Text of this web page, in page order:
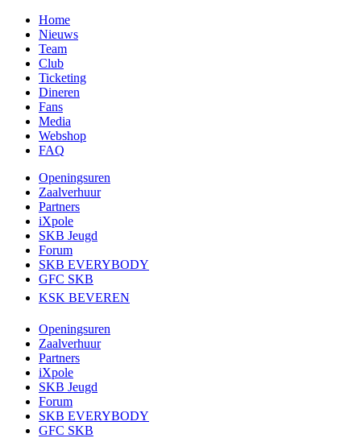
Home
Nieuws
Team
Club
Ticketing
Dineren
Fans
Media
Webshop
FAQ
Openingsuren
Zaalverhuur
Partners
iXpole
SKB Jeugd
Forum
SKB EVERYBODY
GFC SKB
KSK BEVEREN
Openingsuren
Zaalverhuur
Partners
iXpole
SKB Jeugd
Forum
SKB EVERYBODY
GFC SKB